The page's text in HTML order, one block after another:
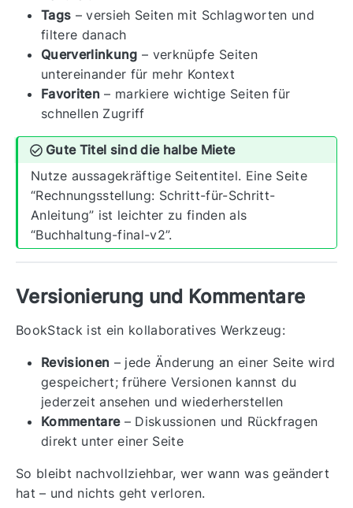
Tags – versieh Seiten mit Schlagworten und
filtere danach
Querverlinkung – verknüpfe Seiten
untereinander für mehr Kontext
Favoriten – markiere wichtige Seiten für
schnellen Zugriff
Gute Titel sind die halbe Miete
Nutze aussagekräftige Seitentitel. Eine Seite
“Rechnungsstellung: Schritt-für-Schritt-
Anleitung” ist leichter zu finden als
“Buchhaltung-final-v2”.
Versionierung und Kommentare
BookStack ist ein kollaboratives Werkzeug:
Revisionen – jede Änderung an einer Seite wird
gespeichert; frühere Versionen kannst du
jederzeit ansehen und wiederherstellen
Kommentare– Diskussionen und Rückfragen
direkt unter einer Seite
So bleibt nachvollziehbar, wer wann was geändert
hat – und nichts geht verloren.